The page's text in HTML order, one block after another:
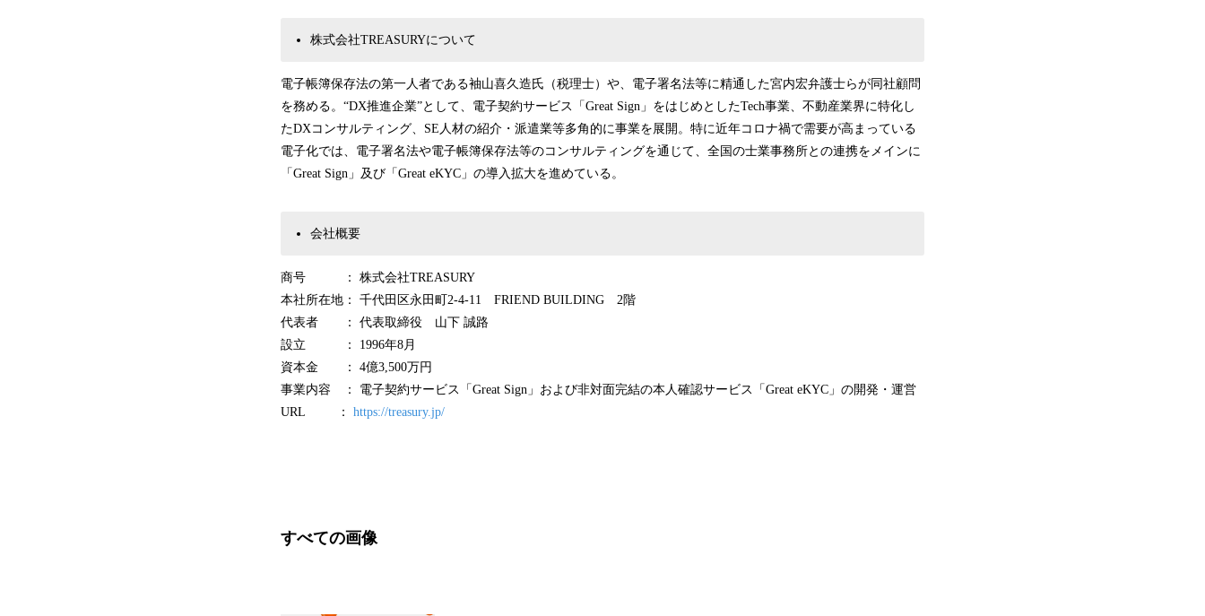
株式会社TREASURYについて
電子帳簿保存法の第一人者である袖山喜久造氏（税理士）や、電子署名法等に精通した宮内宏弁護士らが同社顧問
を務める。“DX推進企業”として、電子契約サービス「Great Sign」をはじめとしたTech事業、不動産業界に特化し
たDXコンサルティング、SE人材の紹介・派遣業等多角的に事業を展開。特に近年コロナ禍で需要が高まっている
電子化では、電子署名法や電子帳簿保存法等のコンサルティングを通じて、全国の士業事務所との連携をメインに
「Great Sign」及び「Great eKYC」の導入拡大を進めている。
会社概要
商号 ： 株式会社TREASURY
本社所在地： 千代田区永田町2-4-11 FRIEND BUILDING 2階
代表者 ： 代表取締役 山下 誠路
設立 ： 1996年8月
資本金 ： 4億3,500万円
事業内容 ： 電子契約サービス「Great Sign」および非対面完結の本人確認サービス「Great eKYC」の開発・運営
URL ： https://treasury.jp/
すべての画像